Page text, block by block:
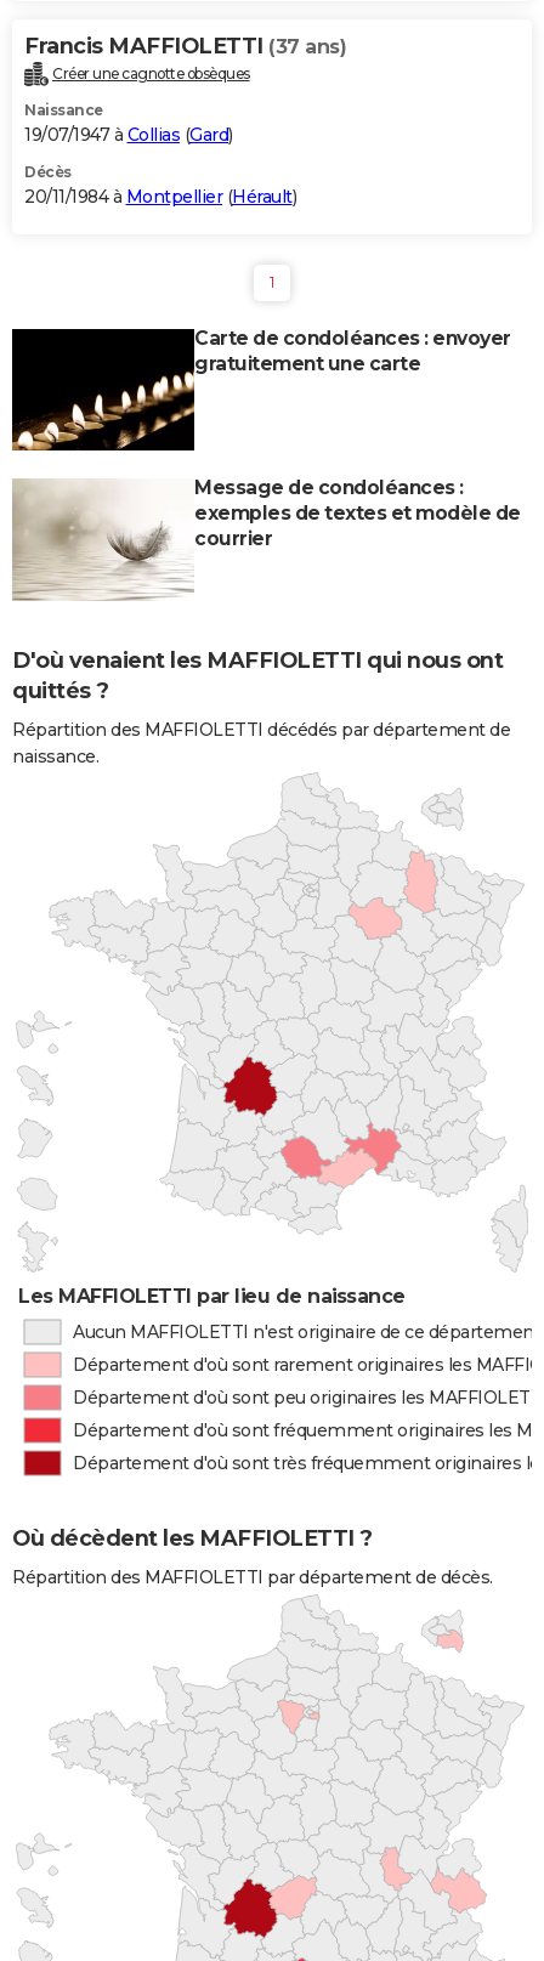
Francis MAFFIOLETTI (37 ans)
Créer une cagnotte obsèques
Naissance
19/07/1947 à Collias (Gard)
Décès
20/11/1984 à Montpellier(Hérault)
1
Carte de condoléances : envoyer
gratuitement une carte
Message de condoléances :
exemples de textes et modèle de
courrier
D'où venaient les MAFFIOLETTI qui nous ont
quittés ?
Répartition des MAFFIOLETTI décédés par département de
naissance.
Les MAFFIOLETTI par lieu de naissance
Aucun MAFFIOLETTI n'est originaire de ce département
Département d'où sont rarement originaires les
Département d'où sont peu originaires les
Département d'où sont fréquemment originaires les
Département d'où sont très fréquemment originaires
Où décèdent les MAFFIOLETTI ?
Répartition des MAFFIOLETTI par département de décès.